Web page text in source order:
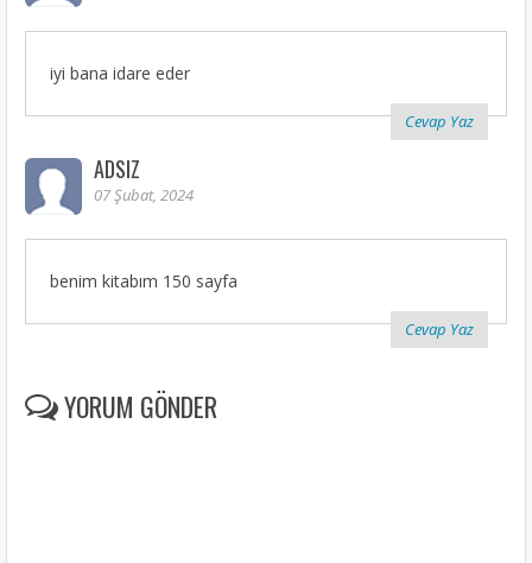
iyi bana idare eder
Cevap Yaz
ADSIZ
07 Şubat, 2024
benim kitabım 150 sayfa
Cevap Yaz
YORUM GÖNDER